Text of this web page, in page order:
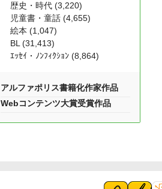
歴史・時代 (3,220)
児童書・童話 (4,655)
絵本 (1,047)
BL (31,413)
ｴｯｾｲ・ﾉﾝﾌｨｸｼｮﾝ (8,864)
アルファポリス書籍化作家作品
Webコンテンツ大賞受賞作品